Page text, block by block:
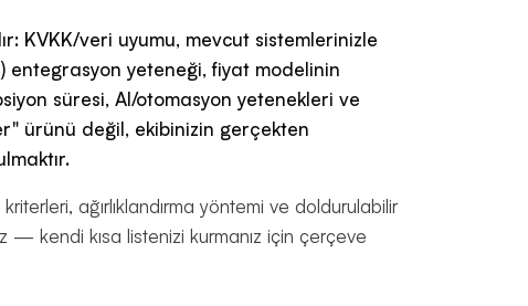
KVKK/veri uyumu, mevcut sistemlerinizle
entegrasyon yeteneği, fiyat modelinin
süresi, AI/otomasyon yetenekleri ve
ürünü değil, ekibinizin gerçekten
ağırlıklandırma yöntemi ve doldurulabilir
— kendi kısa listenizi kurmanız için çerçeve